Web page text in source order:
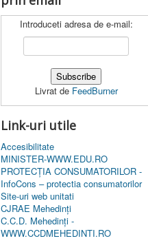
Introduceti adresa de e-mail:
Livrat de FeedBurner
Link-uri utile
Accesibilitate
MINISTER-WWW.EDU.RO
PROTECȚIA CONSUMATORILOR -
InfoCons – protectia consumatorilor
Site-uri web unitati
CJRAE Mehedinți
C.C.D. Mehedinţi -
WWW.CCDMEHEDINTI.RO